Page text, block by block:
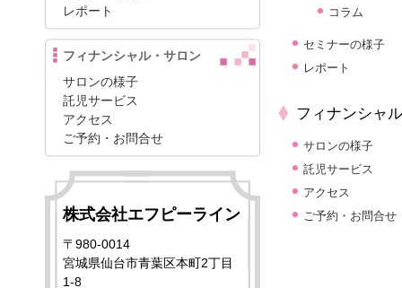
コラム
セミナーの様子
レポート
フィナンシャ
サロンの様子
託児サービス
アクセス
ご予約・お問合せ
レポート
フィナンシャル・サロン
サロンの様子
託児サービス
アクセス
ご予約・お問合せ
株式会社エフピーライン
〒980-0014
宮城県仙台市青葉区本町2丁目
1-8